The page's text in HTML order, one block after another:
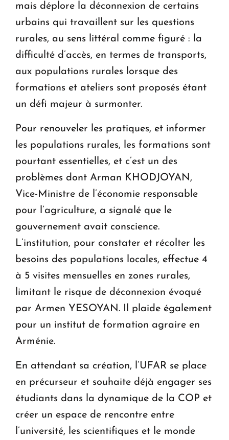
mais déplore la déconnexion de certains
urbains qui travaillent sur les questions
rurales, au sens littéral comme figuré : la
difficulté d’accès, en termes de transports,
aux populations rurales lorsque des
formations et ateliers sont proposés étant
un défi majeur à surmonter.
Pour renouveler les pratiques, et informer
les populations rurales, les formations sont
pourtant essentielles, et c’est un des
problèmes dont Arman KHODJOYAN,
Vice-Ministre de l’économie responsable
pour l’agriculture, a signalé que le
gouvernement avait conscience.
L’institution, pour constater et récolter les
besoins des populations locales, effectue 4
à 5 visites mensuelles en zones rurales,
limitant le risque de déconnexion évoqué
par Armen YESOYAN. Il plaide également
pour un institut de formation agraire en
Arménie.
En attendant sa création, l’UFAR se place
en précurseur et souhaite déjà engager ses
étudiants dans la dynamique de la COP et
créer un espace de rencontre entre
l’université, les scientifiques et le monde